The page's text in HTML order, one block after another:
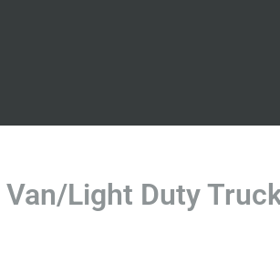
Light Duty